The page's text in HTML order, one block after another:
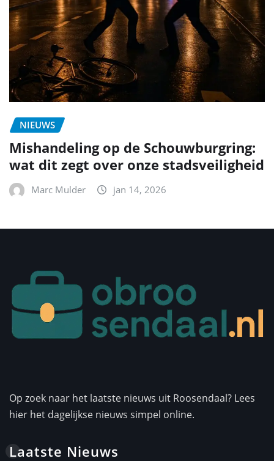
NIEUWS
Mishandeling op de Schouwburgring:
wat dit zegt over onze stadsveiligheid
Marc Mulder jan 14, 2026
Op zoek naar het laatste nieuws uit Roosendaal? Lees
hier het dagelijkse nieuws simpel online.
Laatste Nieuws